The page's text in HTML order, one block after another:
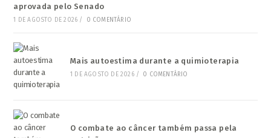
aprovada pelo Senado
1 DE AGOSTO DE 2026 / 0 COMENTÁRIO
Mais autoestima durante a quimioterapia
1 DE AGOSTO DE 2026 / 0 COMENTÁRIO
O combate ao câncer também passa pela